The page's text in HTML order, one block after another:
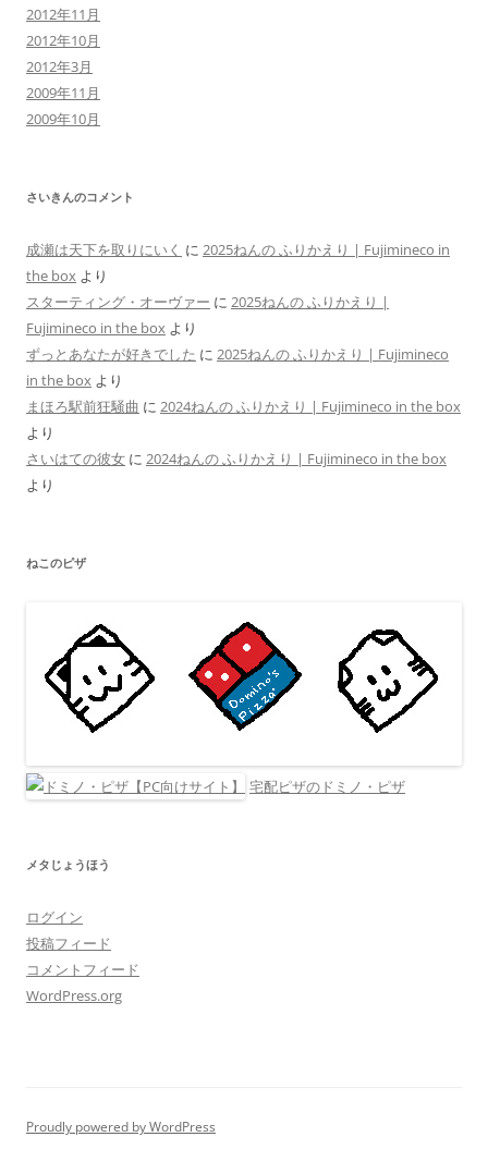
2012年11月
2012年10月
2012年3月
2009年11月
2009年10月
さいきんのコメント
成瀬は天下を取りにいく に 2025ねんの ふりかえり | Fujimineco in
the box より
スターティング・オーヴァー に 2025ねんの ふりかえり |
Fujimineco in the box より
ずっとあなたが好きでした に 2025ねんの ふりかえり | Fujimineco
in the box より
まほろ駅前狂騒曲 に 2024ねんの ふりかえり | Fujimineco in the box
より
さいはての彼女 に 2024ねんの ふりかえり | Fujimineco in the box
より
ねこのピザ
宅配ピザのドミノ・ピザ
メタじょうほう
ログイン
投稿フィード
コメントフィード
WordPress.org
Proudly powered by WordPress